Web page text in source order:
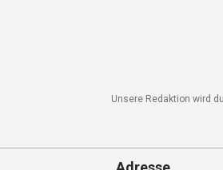
Unsere Redaktion wird